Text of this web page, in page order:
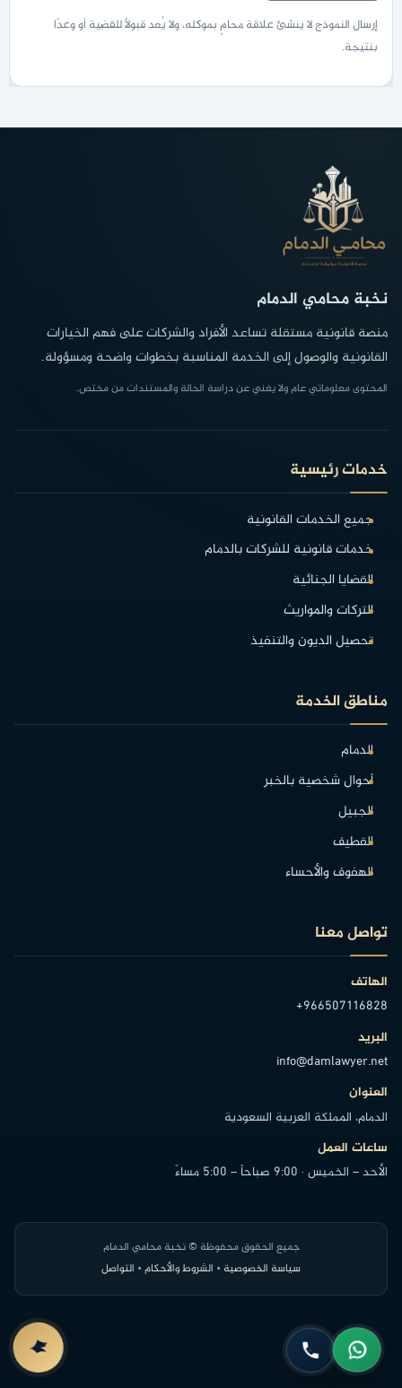
إرسال النموذج لا ينشئ علاقة محامٍ بموكله، ولا يُعد قبولًا للقضية أو وعدًا
بنتيجة.
نخبة محامي الدمام
منصة قانونية مستقلة تساعد الأفراد والشركات على فهم الخيارات
القانونية والوصول إلى الخدمة المناسبة بخطوات واضحة ومسؤولة.
المحتوى معلوماتي عام ولا يغني عن دراسة الحالة والمستندات من مختص.
خدمات رئيسية
جميع الخدمات القانونية
خدمات قانونية للشركات بالدمام
القضايا الجنائية
التركات والمواريث
تحصيل الديون والتنفيذ
مناطق الخدمة
الدمام
أحوال شخصية بالخبر
الجبيل
القطيف
الهفوف والأحساء
تواصل معنا
الهاتف
+966507116828
البريد
info@damlawyer.net
العنوان
الدمام، المملكة العربية السعودية
ساعات العمل
الأحد – الخميس · 9:00 صباحاً – 5:00 مساءً
جميع الحقوق محفوظة © نخبة محامي الدمام
سياسة الخصوصية • الشروط والأحكام• التواصل